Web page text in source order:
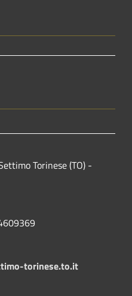
Torinese (TO) -
torinese.to.it